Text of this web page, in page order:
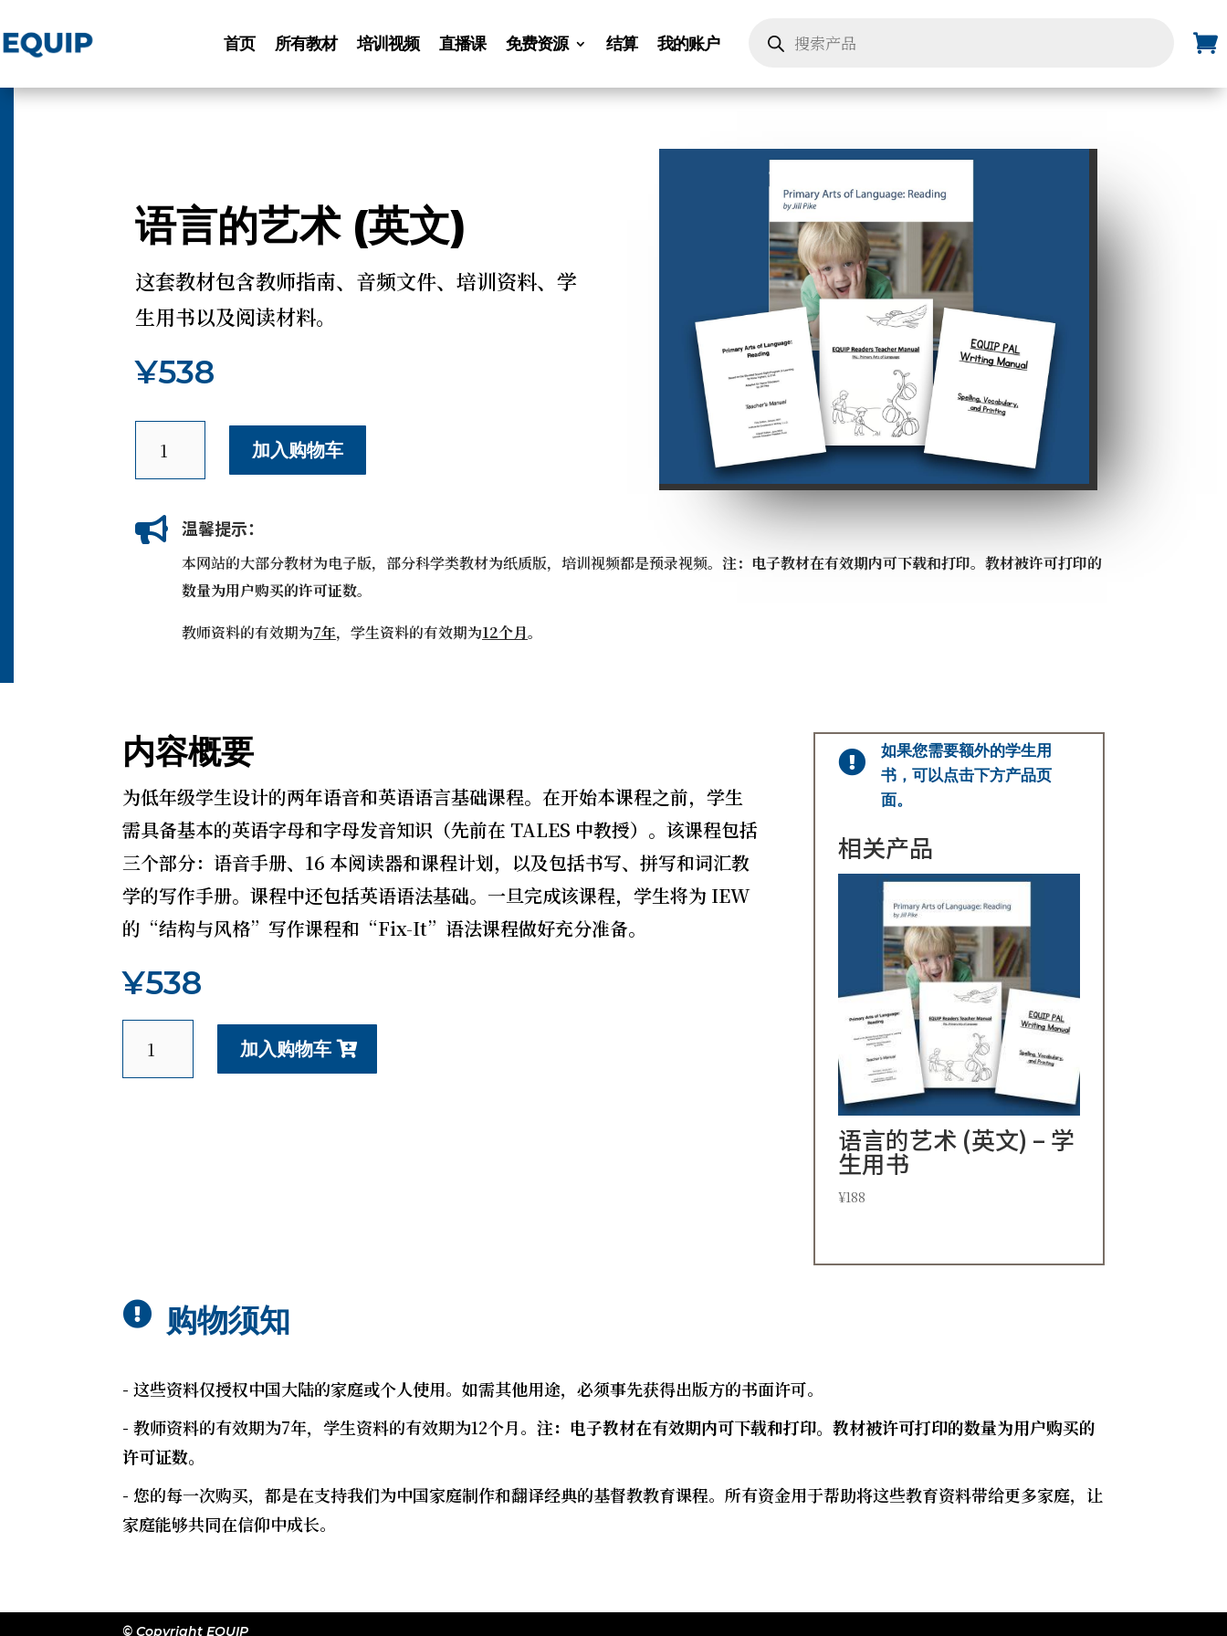
首页 所有教材 培训视频 直播课 免费资源 结算 我的账户 search
语言的艺术 (英文)
这套教材包含教师指南、音频文件、培训资料、学
生用书以及阅读材料。
¥538
(英
加入购物车
 温馨提示：
本网站的大部分教材为电子版，部分科学类教材为纸质版，培训视频都是预录视频。 注：电子教材在有效期内可下载和打印。教材被许可打印的
数量为用户购买的许可证数。
教师资料的有效期为7年，学生资料的有效期为12个月。
内容概要
为低年级学生设计的两年语音和英语语言基础课程。在开始本课程之前，学生
需具备基本的英语字母和字母发音知识（先前在 TALES 中教授）。该课程包括
三个部分：语音手册、16 本阅读器和课程计划，以及包括书写、拼写和词汇教
学的写作手册。课程中还包括英语语法基础。一旦完成该课程，学生将为 IEW
的“结构与风格”写作课程和“Fix-It”语法课程做好充分准备。
¥538
加入购物车

如果您需要额外的学生用
书，可以点击下方产品页
面。
相关产品
语言的艺术 (英文) – 学
生用书
¥188
 购物须知
- 这些资料仅授权中国大陆的家庭或个人使用。如需其他用途，必须事先获得出版方的书面许可。
- 教师资料的有效期为7年，学生资料的有效期为12个月。注：电子教材在有效期内可下载和打印。教材被许可打印的数量为用户购买的
许可证数。
- 您的每一次购买，都是在支持我们为中国家庭制作和翻译经典的基督教教育课程。所有资金用于帮助将这些教育资料带给更多家庭，让
家庭能够共同在信仰中成长。
© Copyright EQUIP